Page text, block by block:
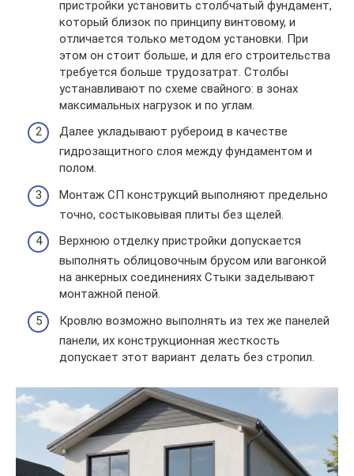
пристройки установить столбчатый фундамент,
который близок по принципу винтовому, и
отличается только методом установки. При
этом он стоит больше, и для его строительства
требуется больше трудозатрат. Столбы
устанавливают по схеме свайного: в зонах
максимальных нагрузок и по углам.
Далее укладывают рубероид в качестве
гидрозащитного слоя между фундаментом и
полом.
Монтаж СП конструкций выполняют предельно
точно, состыковывая плиты без щелей.
Верхнюю отделку пристройки допускается
выполнять облицовочным брусом или вагонкой
на анкерных соединениях Стыки заделывают
монтажной пеной.
Кровлю возможно выполнять из тех же панелей
панели, их конструкционная жесткость
допускает этот вариант делать без стропил.